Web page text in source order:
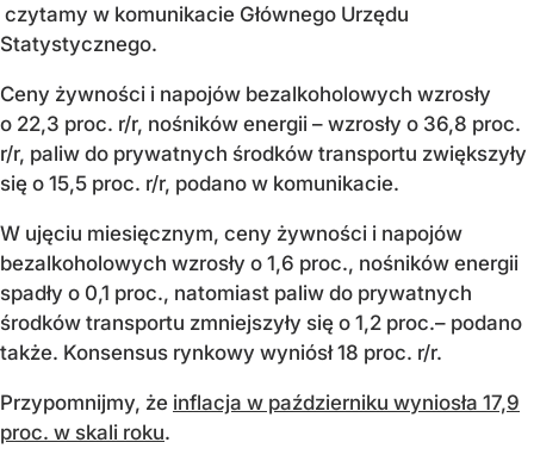
czytamy w komunikacie Głównego Urzędu
Statystycznego.
Ceny żywności i napojów bezalkoholowych wzrosły
o 22,3 proc. r/r, nośników energii – wzrosły o 36,8 proc.
r/r, paliw do prywatnych środków transportu zwiększyły
się o 15,5 proc. r/r, podano w komunikacie.
W ujęciu miesięcznym, ceny żywności i napojów
bezalkoholowych wzrosły o 1,6 proc., nośników energii
spadły o 0,1 proc., natomiast paliw do prywatnych
środków transportu zmniejszyły się o 1,2 proc.– podano
także. Konsensus rynkowy wyniósł 18 proc. r/r.
Przypomnijmy, że inflacja w październiku wyniosła 17,9
proc. w skali roku.